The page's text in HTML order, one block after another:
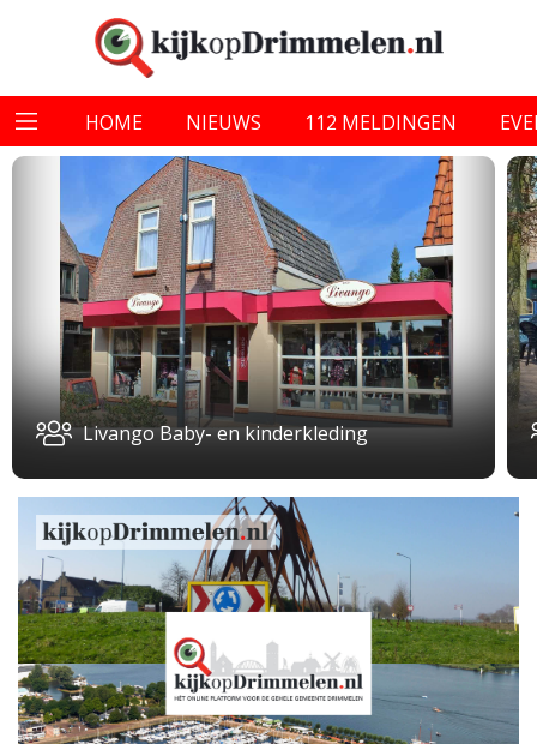
HOME NIEUWS 112 MELDINGEN
Livango Baby- en kinderkleding